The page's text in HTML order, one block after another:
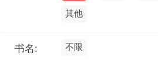
其他
书名: 不限